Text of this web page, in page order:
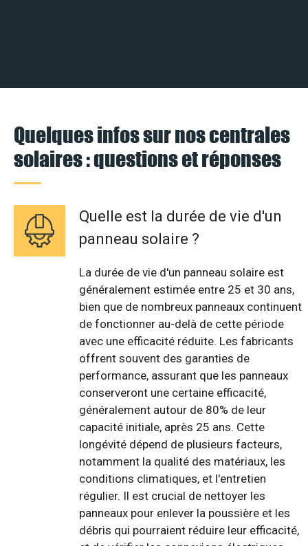
Quelques infos sur nos centrales
solaires : questions et réponses
Quelle est la durée de vie d'un
panneau solaire ?
La durée de vie d'un panneau solaire est
généralement estimée entre 25 et 30 ans,
bien que de nombreux panneaux continuent
de fonctionner au-delà de cette période
avec une efficacité réduite. Les fabricants
offrent souvent des garanties de
performance, assurant que les panneaux
conserveront une certaine efficacité,
généralement autour de 80% de leur
capacité initiale, après 25 ans. Cette
longévité dépend de plusieurs facteurs,
notamment la qualité des matériaux, les
conditions climatiques, et l'entretien
régulier. Il est crucial de nettoyer les
panneaux pour enlever la poussière et les
débris qui pourraient réduire leur efficacité,